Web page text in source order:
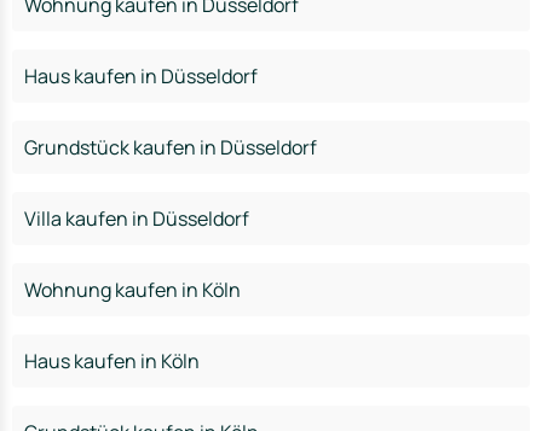
Haus kaufen in Düsseldorf
Grundstück kaufen in Düsseldorf
Villa kaufen in Düsseldorf
Wohnung kaufen in Köln
Haus kaufen in Köln